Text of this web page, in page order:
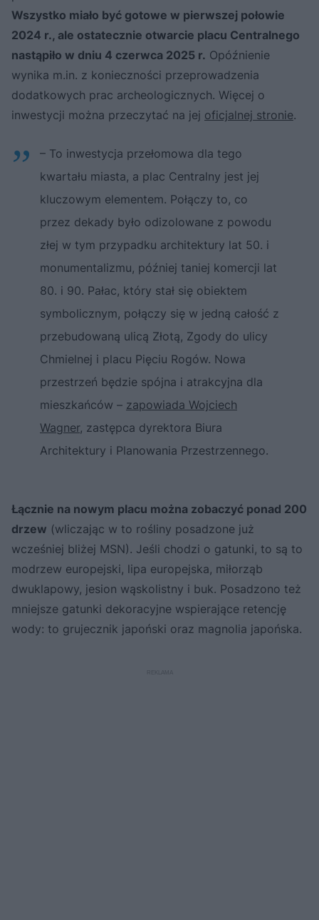
Wszystko miało być gotowe w pierwszej połowie
2024 r., ale ostatecznie otwarcie placu Centralnego
nastąpiło w dniu 4 czerwca 2025 r. Opóźnienie
wynika m.in. z konieczności przeprowadzenia
dodatkowych prac archeologicznych. Więcej o
inwestycji można przeczytać na jej oficjalnej stronie.
– To inwestycja przełomowa dla tego
kwartału miasta, a plac Centralny jest jej
kluczowym elementem. Połączy to, co
przez dekady było odizolowane z powodu
złej w tym przypadku architektury lat 50. i
monumentalizmu, później taniej komercji lat
80. i 90. Pałac, który stał się obiektem
symbolicznym, połączy się w jedną całość z
przebudowaną ulicą Złotą, Zgody do ulicy
Chmielnej i placu Pięciu Rogów. Nowa
przestrzeń będzie spójna i atrakcyjna dla
mieszkańców – zapowiada Wojciech
Wagner, zastępca dyrektora Biura
Architektury i Planowania Przestrzennego.
Łącznie na nowym placu można zobaczyć ponad 200
drzew (wliczając w to rośliny posadzone już
wcześniej bliżej MSN). Jeśli chodzi o gatunki, to są to
modrzew europejski, lipa europejska, miłorząb
dwuklapowy, jesion wąskolistny i buk. Posadzono też
mniejsze gatunki dekoracyjne wspierające retencję
wody: to grujecznik japoński oraz magnolia japońska.